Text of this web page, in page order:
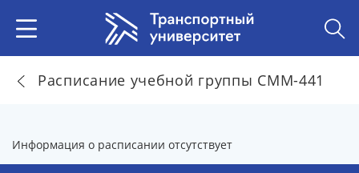
Расписание учебной группы СММ-441
Информация о расписании отсутствует